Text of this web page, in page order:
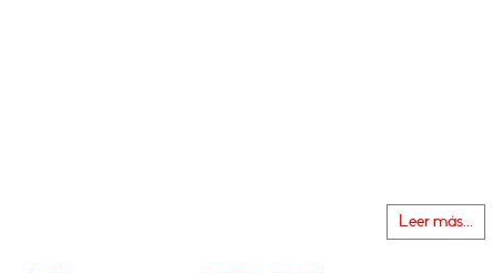
Leer más...